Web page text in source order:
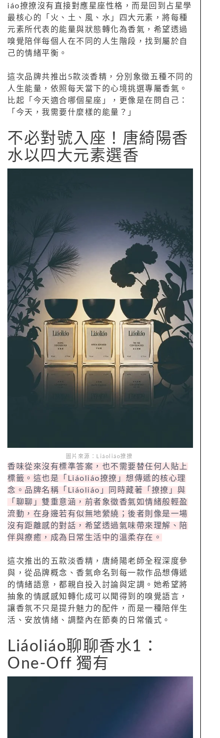
iáo撩撩沒有直接對應星座性格，而是回到占星學
最核心的「火、土、風、水」四大元素，將每種
元素所代表的能量與狀態轉化為香氣，希望透過
嗅覺陪伴每個人在不同的人生階段，找到屬於自
己的情緒平衡。
這次品牌共推出5款淡香精，分別象徵五種不同的
人生能量，依照每天當下的心境挑選專屬香氣。
比起「今天適合哪個星座」，更像是在問自己：
「今天，我需要什麼樣的能量？」
不必對號入座！唐綺陽香
水以四大元素選香
圖片來源：Liáoliáo撩撩
香味從來沒有標準答案，也不需要替任何人貼上
標籤。這也是「Liáoliáo撩撩」想傳遞的核心理
念。品牌名稱「Liáoliáo」同時藏著「撩撩」與
「聊聊」雙重意涵，前者象徵香氣如情緒般輕盈
流動，在身邊若有似無地縈繞；後者則像是一場
沒有距離感的對話，希望透過氣味帶來理解、陪
伴與療癒，成為日常生活中的溫柔存在。
這次推出的五款淡香精，唐綺陽老師全程深度參
與，從品牌概念、香氣命名到每一款作品想傳遞
的情緒語意，都親自投入討論與定調。她希望將
抽象的情感感知轉化成可以聞得到的嗅覺語言，
讓香氛不只是提升魅力的配件，而是一種陪伴生
活、安放情緒、調整內在節奏的日常儀式。
Liáoliáo聊聊香水1：
One-Off 獨有